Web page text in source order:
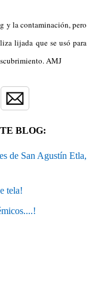
y la contaminación, pero
lijada que se usó para
AMJ
BLOG:
de San Agustín Etla,
tela!